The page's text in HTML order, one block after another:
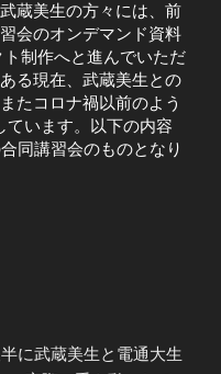
蔵美生の方々には、前
会のオンデマンド資料
制作へと進んでいただ
る現在、武蔵美生との
たコロナ禍以前のよう
ています。以下の内容
同講習会のものとなり
に武蔵美生と電通大生